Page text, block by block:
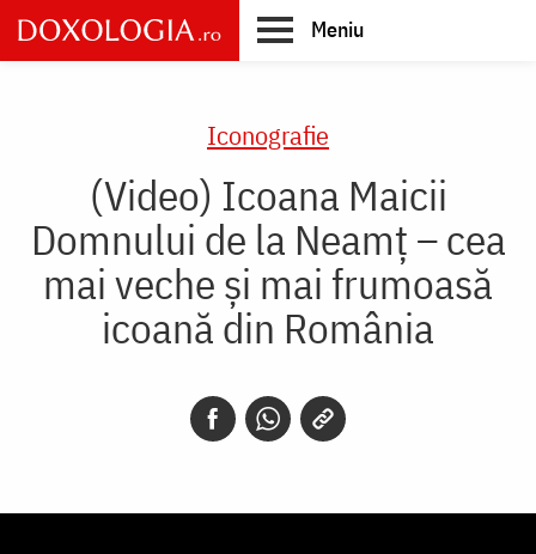
Skip
to
main
Meniu
Iconografie
(Video) Icoana Maicii
Domnului de la Neamț – cea
mai veche și mai frumoasă
icoană din România